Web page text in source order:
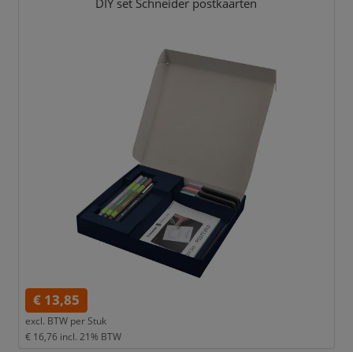
DIY set Schneider postkaarten
€ 13,85
excl. BTW per Stuk
€ 16,76 incl. 21% BTW